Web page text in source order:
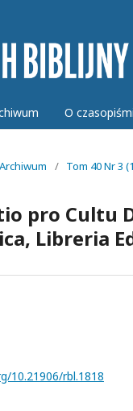
O
Archiwum / Tom 40 Nr 3
pro Cultu
Libreria
10.21906/rbl.1818